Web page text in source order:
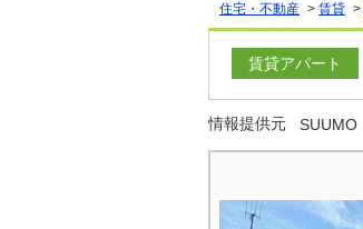
住宅・不動産 > 賃貸 >
賃貸アパート
情報提供元 SUUMO